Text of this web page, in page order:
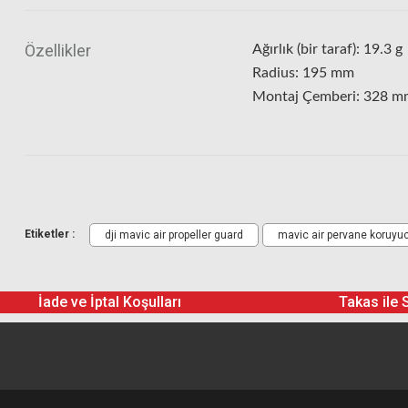
Özellikler
Ağırlık (bir taraf): 19.3 g
Radius: 195 mm
Montaj Çemberi: 328
Etiketler : dji mavic air propeller guard mavic air pervane
İade ve İptal Koşulları Takas ile